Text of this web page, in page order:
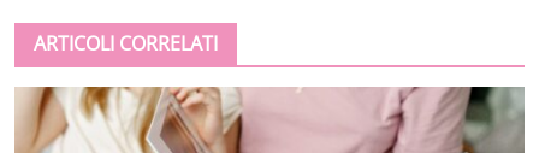
ARTICOLI CORRELATI